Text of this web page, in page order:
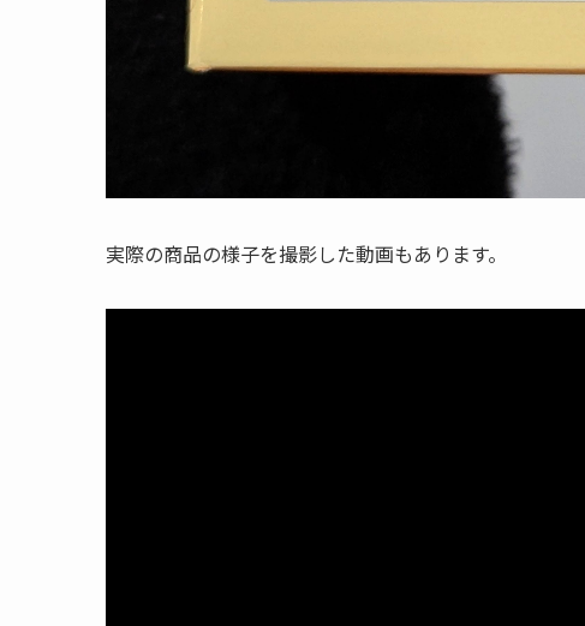
実際の商品の様子を撮影した動画もあります。